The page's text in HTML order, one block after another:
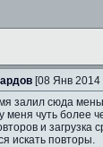
[08 Янв 2014
залил сюда
меня чуть более
и загрузка
искать повторы.